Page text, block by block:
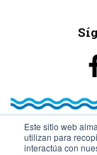
Este sitio web
utilizan para
interactúa con
© Turismo y